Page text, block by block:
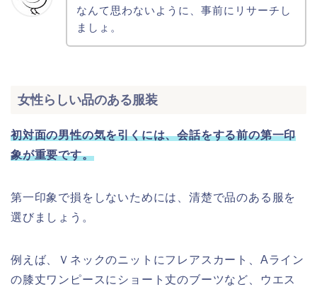
なんて思わないように、事前にリサーチし
ましょ。
女性らしい品のある服装
初対面の男性の気を引くには、会話をする前の第一印
象が重要です。
第一印象で損をしないためには、清楚で品のある服を
選びましょう。
例えば、Ｖネックのニットにフレアスカート、Aライン
の膝丈ワンピースにショート丈のブーツなど、ウエス